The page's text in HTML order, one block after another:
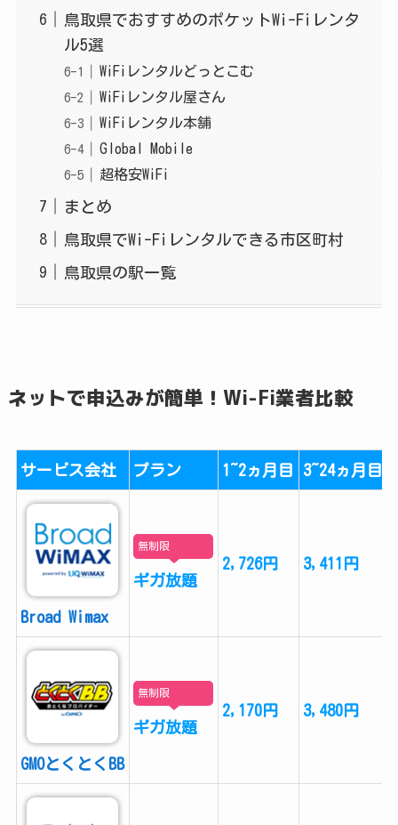
鳥取県でおすすめのポケットWi-Fiレンタ
ル5選
WiFiレンタルどっとこむ
WiFiレンタル屋さん
WiFiレンタル本舗
Global Mobile
超格安WiFi
まとめ
鳥取県でWi-Fiレンタルできる市区町村
鳥取県の駅一覧
ネットで申込みが簡単！Wi-Fi業者比較
サービス会社 プラン 1~2ヵ月目 3~24ヵ月目
Broad Wimax
無制限
ギガ放題
2,726円 3,411円
GMOとくとくBB
無制限
ギガ放題
2,170円 3,480円